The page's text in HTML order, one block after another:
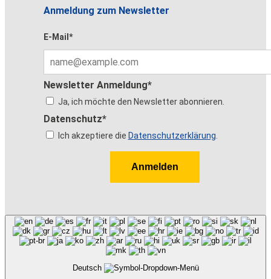
Anmeldung zum Newsletter
E-Mail*
Newsletter Anmeldung*
Ja, ich möchte den Newsletter abonnieren.
Datenschutz*
Ich akzeptiere die Datenschutzerklärung.
Anmelden
Deutsch